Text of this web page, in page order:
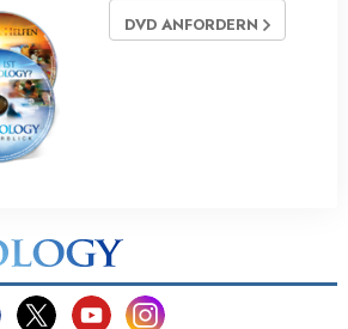
DVD ANFORDERN